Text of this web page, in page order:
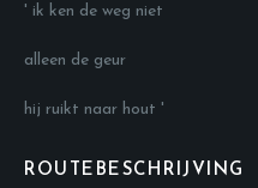
' ik ken de weg niet
alleen de geur
hij ruikt naar hout '
ROUTEBESCHRIJVING